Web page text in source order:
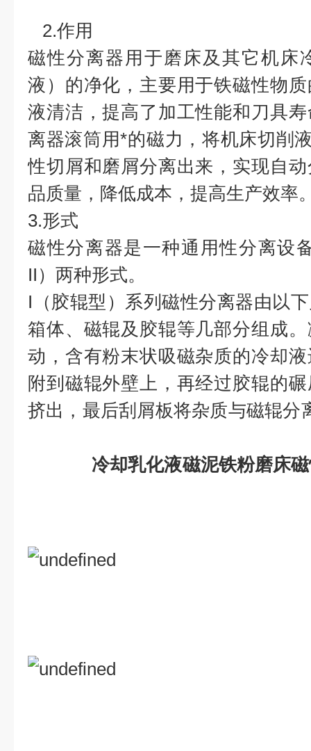
2.作用
磁性分离器用于磨床及其它机床
液）的净化，主要用于铁磁性物
液清洁，提高了加工性能和刀具
离器滚筒用*的磁力，将机床切削
性切屑和磨屑分离出来，实现自
品质量，降低成本，提高生产效率
3.形式
磁性分离器是一种通用性分离设
II）两种形式。
I（胶辊型）系列磁性分离器由以
箱体、磁辊及胶辊等几部分组成
动，含有粉末状吸磁杂质的冷却
附到磁辊外壁上，再经过胶辊的
挤出，最后刮屑板将杂
冷却乳化液磁泥铁粉磨床